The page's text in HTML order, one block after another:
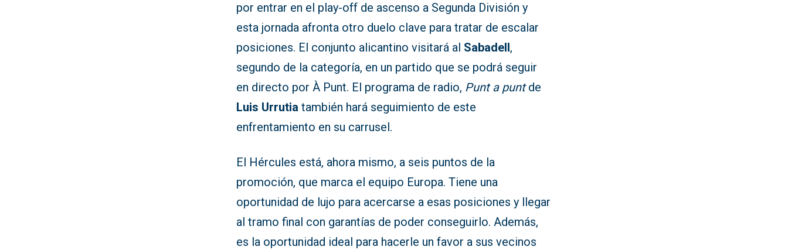
por entrar en el play-off de ascenso a Segunda División y
esta jornada afronta otro duelo clave para tratar de escalar
posiciones. El conjunto alicantino visitará al Sabadell,
segundo de la categoría, en un partido que se podrá seguir
en directo por À Punt. El programa de radio, Punt a puntde
Luis Urrutia también hará seguimiento de este
enfrentamiento en su carrusel.
El Hércules está, ahora mismo, a seis puntos de la
promoción, que marca el equipo Europa. Tiene una
oportunidad de lujo para acercarse a esas posiciones y llegar
al tramo final con garantías de poder conseguirlo. Además,
es la oportunidad ideal para hacerle un favor a sus vecinos